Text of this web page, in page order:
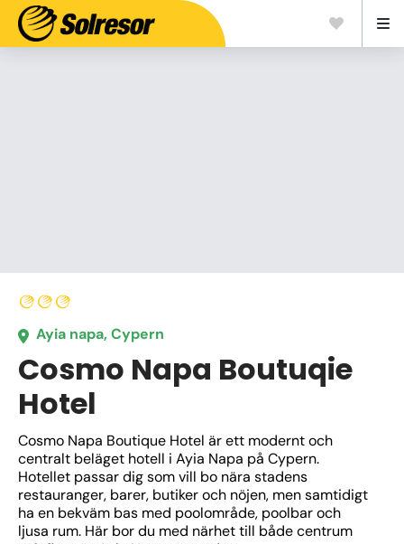
Ayia napa, Cypern
Cosmo Napa Boutuqie
Hotel
Cosmo Napa Boutique Hotel är ett modernt och
centralt beläget hotell i Ayia Napa på Cypern.
Hotellet passar dig som vill bo nära stadens
restauranger, barer, butiker och nöjen, men samtidigt
ha en bekväm bas med poolområde, poolbar och
ljusa rum. Här bor du med närhet till både centrum